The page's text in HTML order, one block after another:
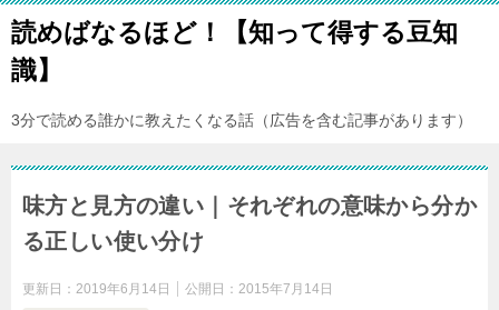
読めばなるほど！【知って得する豆知
識】
3分で読める誰かに教えたくなる話（広告を含む記事があります）
味方と見方の違い｜それぞれの意味から分か
る正しい使い分け
更新日： 2019年6月14日 公開日： 2015年7月14日